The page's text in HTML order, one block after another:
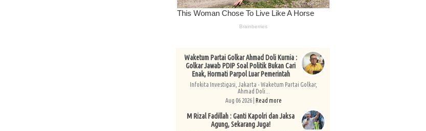
Waketum Partai Golkar Ahmad Doli Kurnia :
Golkar Jawab PDIP Soal Politik Bukan Cari
Enak, Hormati Parpol Luar Pemerintah
Infokita Investigasi, Jakarta - Waketum Partai Golkar,
Ahmad Doli...
Aug 06 2026 | Read more
M Rizal Fadillah : Ganti Kapolri dan Jaksa
Agung, Sekarang Juga!